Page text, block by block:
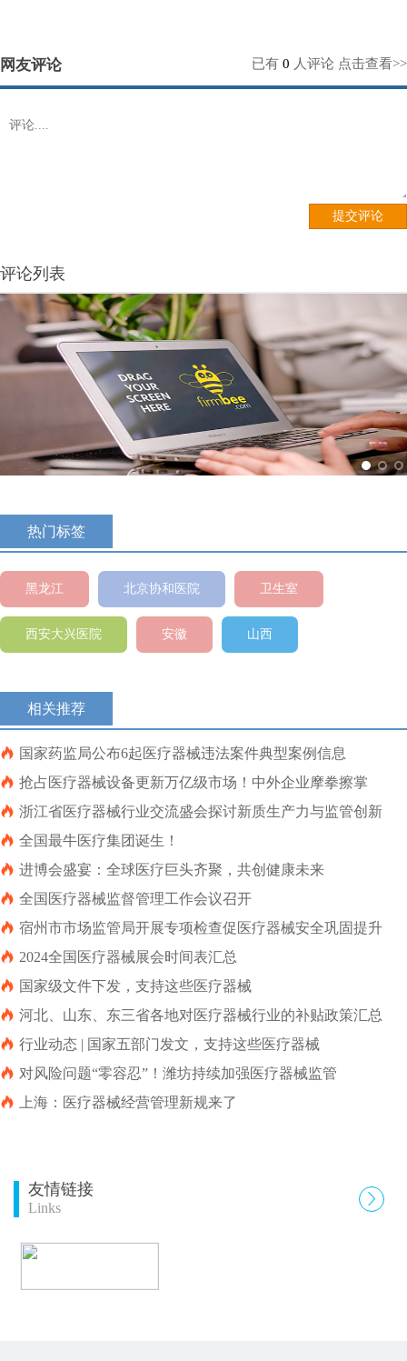
网友评论 已有 0 人评论 点击查看>>
评论列表
热门标签
黑龙江 北京协和医院 卫生室
西安大兴医院 安徽 山西
相关推荐
 国家药监局公布6起医疗器械违法案件典型案例信息
 抢占医疗器械设备更新万亿级市场！中外企业摩拳擦掌
 浙江省医疗器械行业交流盛会探讨新质生产力与监管创新
 全国最牛医疗集团诞生！
 进博会盛宴：全球医疗巨头齐聚，共创健康未来
 全国医疗器械监督管理工作会议召开
 宿州市市场监管局开展专项检查促医疗器械安全巩固提升
 2024全国医疗器械展会时间表汇总
 国家级文件下发，支持这些医疗器械
 河北、山东、东三省各地对医疗器械行业的补贴政策汇总
 行业动态 | 国家五部门发文，支持这些医疗器械
 对风险问题“零容忍”！潍坊持续加强医疗器械监管

上海：医疗器械经营管理新规来了
友情链接
Links
